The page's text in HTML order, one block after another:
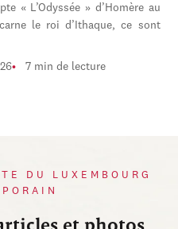
« L’Odyssée » d’Homère au
le roi d’Ithaque, ce sont
7 min de lecture
DU LUXEMBOURG